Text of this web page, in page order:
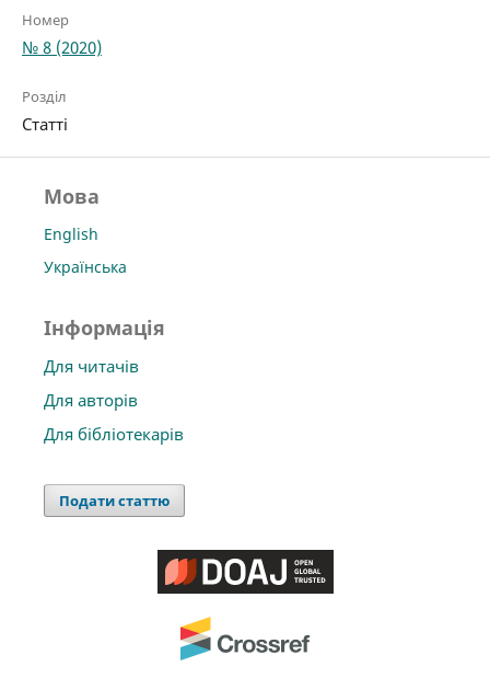
Номер
№ 8 (2020)
Розділ
Статті
Мова
English
Українська
Інформація
Для читачів
Для авторів
Для бібліотекарів
Подати статтю